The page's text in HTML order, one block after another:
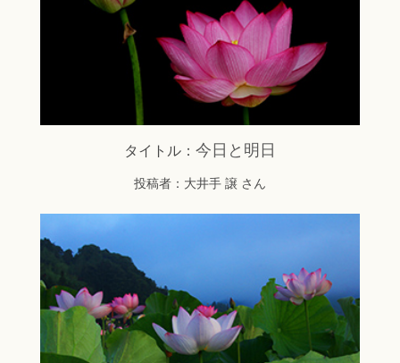
タイトル： 今日と明日
投稿者：大井手 譲 さん